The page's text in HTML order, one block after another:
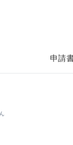
申請